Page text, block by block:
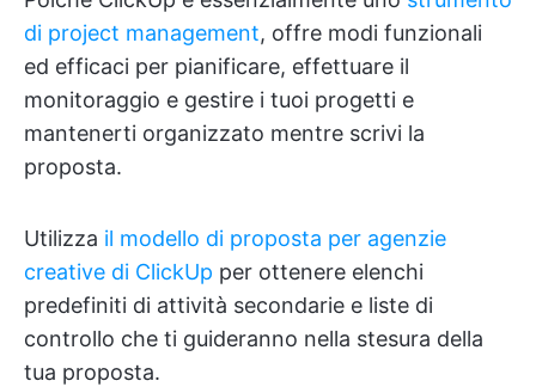
di project management, offre modi funzionali
ed efficaci per pianificare, effettuare il
monitoraggio e gestire i tuoi progetti e
mantenerti organizzato mentre scrivi la
proposta.
Utilizza il modello di proposta per agenzie
creative di ClickUp per ottenere elenchi
predefiniti di attività secondarie e liste di
controllo che ti guideranno nella stesura della
tua proposta.